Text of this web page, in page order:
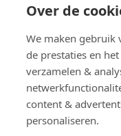
Over de
We maken gebruik
de prestaties en
verzamelen &
content &
personaliseren.
te leggen, verbetert
Tot eind september
hoogte van het
alles vlot loopt,
PERSBERICHTEN